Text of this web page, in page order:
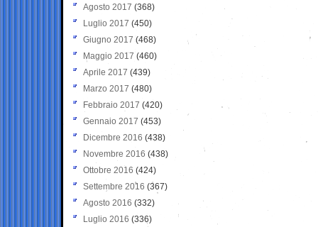
Agosto 2017 (368)
Luglio 2017 (450)
Giugno 2017 (468)
Maggio 2017 (460)
Aprile 2017 (439)
Marzo 2017 (480)
Febbraio 2017 (420)
Gennaio 2017 (453)
Dicembre 2016 (438)
Novembre 2016 (438)
Ottobre 2016 (424)
Settembre 2016 (367)
Agosto 2016 (332)
Luglio 2016 (336)